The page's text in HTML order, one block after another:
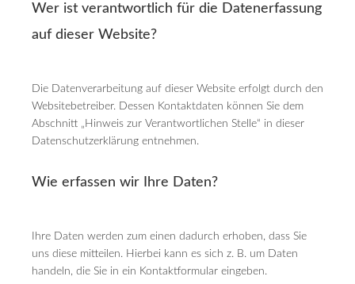
Wer ist verantwortlich für die Datenerfassung
auf dieser Website?
Die Datenverarbeitung auf dieser Website erfolgt durch den
Websitebetreiber. Dessen Kontaktdaten können Sie dem
Abschnitt „Hinweis zur Verantwortlichen Stelle“ in dieser
Datenschutzerklärung entnehmen.
Wie erfassen wir Ihre Daten?
Ihre Daten werden zum einen dadurch erhoben, dass Sie
uns diese mitteilen. Hierbei kann es sich z. B. um Daten
handeln, die Sie in ein Kontaktformular eingeben.